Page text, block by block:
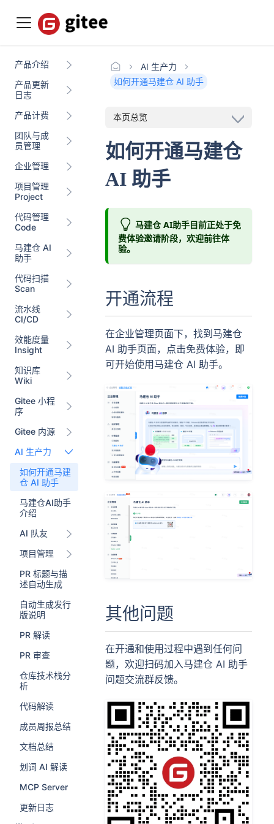
产品介绍
产品更新
日志
产品计费
团队与成
员管理
企业管理
项目管理
Project
代码管理
Code
马建仓 AI
助手
代码扫描
Scan
流水线
CI/CD
效能度量
Insight
知识库
Wiki
Gitee 小程
序
Gitee 内源
AI 生产力
如何开通马建
仓 AI 助手
马建仓AI助手
介绍
AI 队友
项目管理
PR 标题与描
述自动生成
自动生成发行
版说明
PR 解读
PR 审查
仓库技术栈分
析
代码解读
成员周报总结
文档总结
划词 AI 解读
MCP Server
更新日志
AI 生产力
如何开通马建仓 AI 助手
本页总览
如何开通马建仓
AI 助手
马建仓 AI助手目前正处于免
费体验邀请阶段，欢迎前往体
验。
开通流程
在企业管理页面下，找到马建仓
AI 助手页面，点击免费体验，即
可开始使用马建仓 AI 助手。
其他问题
在开通和使用过程中遇到任何问
题，欢迎扫码加入马建仓 AI 助手
问题交流群反馈。